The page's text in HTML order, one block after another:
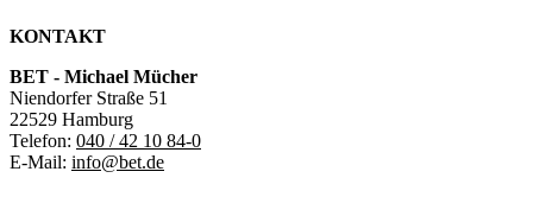
KONTAKT
BET - Michael Mücher
Niendorfer Straße 51
22529 Hamburg
Telefon: 040 / 42 10 84-0
E-Mail: info@bet.de